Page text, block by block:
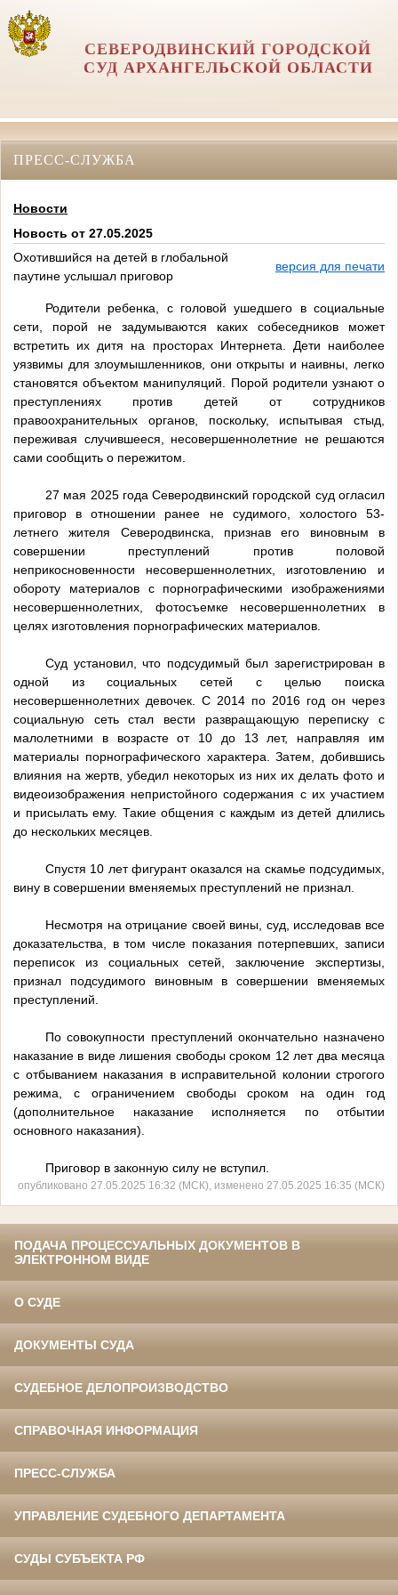
СЕВЕРОДВИНСКИЙ ГОРОДСКОЙ
СУД АРХАНГЕЛЬСКОЙ ОБЛАСТИ
ПРЕСС-СЛУЖБА
Новости
Новость от 27.05.2025
Охотившийся на детей в глобальной
паутине услышал приговор
версия для печати
Родители ребенка, с головой ушедшего в социальные
сети, порой не задумываются каких собеседников может
встретить их дитя на просторах Интернета. Дети наиболее
уязвимы для злоумышленников, они открыты и наивны, легко
становятся объектом манипуляций. Порой родители узнают о
преступлениях против детей от сотрудников
правоохранительных органов, поскольку, испытывая стыд,
переживая случившееся, несовершеннолетние не решаются
сами сообщить о пережитом.
27 мая 2025 года Северодвинский городской суд огласил
приговор в отношении ранее не судимого, холостого 53-
летнего жителя Северодвинска, признав его виновным в
совершении преступлений против половой
неприкосновенности несовершеннолетних, изготовлению и
обороту материалов с порнографическими изображениями
несовершеннолетних, фотосъемке несовершеннолетних в
целях изготовления порнографических материалов.
Суд установил, что подсудимый был зарегистрирован в
одной из социальных сетей с целью поиска
несовершеннолетних девочек. С 2014 по 2016 год он через
социальную сеть стал вести развращающую переписку с
малолетними в возрасте от 10 до 13 лет, направляя им
материалы порнографического характера. Затем, добившись
влияния на жертв, убедил некоторых из них их делать фото и
видеоизображения непристойного содержания с их участием
и присылать ему. Такие общения с каждым из детей длились
до нескольких месяцев.
Спустя 10 лет фигурант оказался на скамье подсудимых,
вину в совершении вменяемых преступлений не признал.
Несмотря на отрицание своей вины, суд, исследовав все
доказательства, в том числе показания потерпевших, записи
переписок из социальных сетей, заключение экспертизы,
признал подсудимого виновным в совершении вменяемых
преступлений.
По совокупности преступлений окончательно назначено
наказание в виде лишения свободы сроком 12 лет два месяца
с отбыванием наказания в исправительной колонии строгого
режима, с ограничением свободы сроком на один год
(дополнительное наказание исполняется по отбытии
основного наказания).
Приговор в законную силу не вступил.
опубликовано 27.05.2025 16:32 (МСК), изменено 27.05.2025 16:35 (МСК)
ПОДАЧА ПРОЦЕССУАЛЬНЫХ ДОКУМЕНТОВ В
ЭЛЕКТРОННОМ ВИДЕ
О СУДЕ
ДОКУМЕНТЫ СУДА
СУДЕБНОЕ ДЕЛОПРОИЗВОДСТВО
СПРАВОЧНАЯ ИНФОРМАЦИЯ
ПРЕСС-СЛУЖБА
УПРАВЛЕНИЕ СУДЕБНОГО ДЕПАРТАМЕНТА
СУДЫ СУБЪЕКТА РФ